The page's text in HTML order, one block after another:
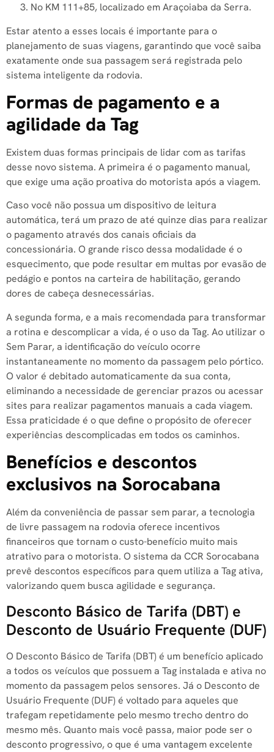
No KM 111+85, localizado em Araçoiaba da Serra.
Estar atento a esses locais é importante para o
planejamento de suas viagens, garantindo que você saiba
exatamente onde sua passagem será registrada pelo
sistema inteligente da rodovia.
Formas de pagamento e a
agilidade da Tag
Existem duas formas principais de lidar com as tarifas
desse novo sistema. A primeira é o pagamento manual,
que exige uma ação proativa do motorista após a viagem.
Caso você não possua um dispositivo de leitura
automática, terá um prazo de até quinze dias para realizar
o pagamento através dos canais oficiais da
concessionária. O grande risco dessa modalidade é o
esquecimento, que pode resultar em multas por evasão de
pedágio e pontos na carteira de habilitação, gerando
dores de cabeça desnecessárias.
A segunda forma, e a mais recomendada para transformar
a rotina e descomplicar a vida, é o uso da Tag. Ao utilizar o
Sem Parar, a identificação do veículo ocorre
instantaneamente no momento da passagem pelo pórtico.
O valor é debitado automaticamente da sua conta,
eliminando a necessidade de gerenciar prazos ou acessar
sites para realizar pagamentos manuais a cada viagem.
Essa praticidade é o que define o propósito de oferecer
experiências descomplicadas em todos os caminhos.
Benefícios e descontos
exclusivos na Sorocabana
Além da conveniência de passar sem parar, a tecnologia
de livre passagem na rodovia oferece incentivos
financeiros que tornam o custo-benefício muito mais
atrativo para o motorista. O sistema da CCR Sorocabana
prevê descontos específicos para quem utiliza a Tag ativa,
valorizando quem busca agilidade e segurança.
Desconto Básico de Tarifa (DBT) e
Desconto de Usuário Frequente (DUF)
O Desconto Básico de Tarifa (DBT) é um benefício aplicado
a todos os veículos que possuem a Tag instalada e ativa no
momento da passagem pelos sensores. Já o Desconto de
Usuário Frequente (DUF) é voltado para aqueles que
trafegam repetidamente pelo mesmo trecho dentro do
mesmo mês. Quanto mais você passa, maior pode ser o
desconto progressivo, o que é uma vantagem excelente